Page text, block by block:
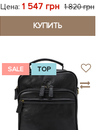
Цена: 1 547 грн 1 820 грн
КУПИТЬ
SALE TOP